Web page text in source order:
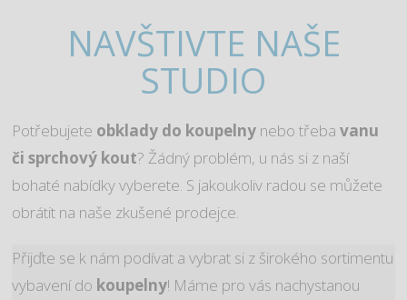
NAVŠTIVTE NAŠE
STUDIO
Potřebujete obklady do koupelny nebo třebavanu
či sprchový kout? Žádný problém, u nás si z naší
bohaté nabídky vyberete. S jakoukoliv radou se můžete
obrátit na naše zkušené prodejce.
Přijďte se k nám podívat a vybrat si z širokého sortimentu
vybavení do koupelny! Máme pro vás nachystanou